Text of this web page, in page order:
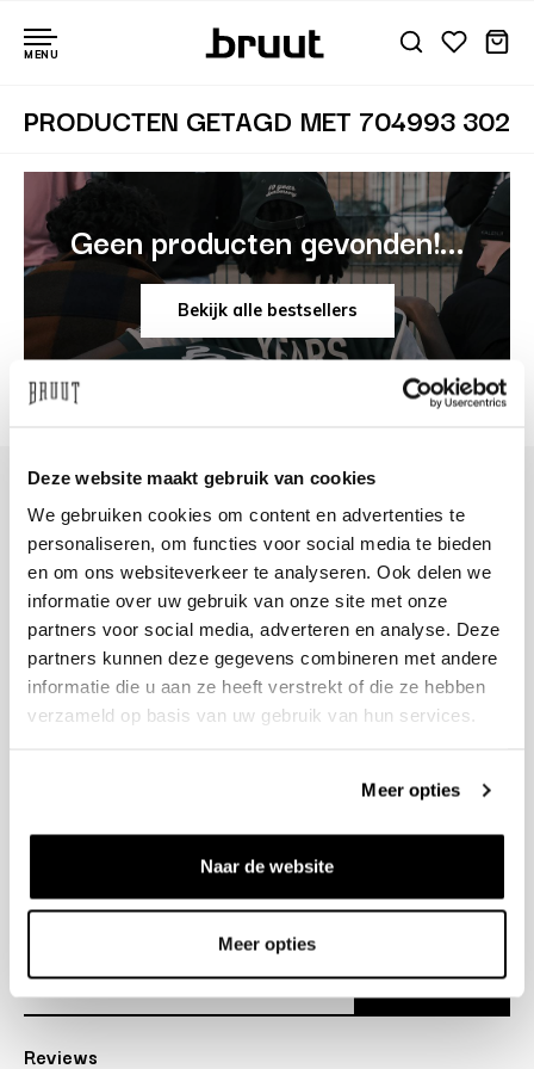
Deze website maakt gebruik van cookies
We gebruiken cookies om content en advertenties te
personaliseren, om functies voor social media te bieden
en om ons websiteverkeer te analyseren. Ook delen we
informatie over uw gebruik van onze site met onze
partners voor social media, adverteren en analyse. Deze
partners kunnen deze gegevens combineren met andere
informatie die u aan ze heeft verstrekt of die ze hebben
verzameld op basis van uw gebruik van hun services.
Meer opties
Naar de website
Meer opties
MENU
PRODUCTEN GETAGD MET 704993 302
Geen producten gevonden!...
Bekijk alle bestsellers
+31 23 205 2006
info@bruut.nl
Contact Formulier
Open 11:00 - 18:30
OPENINGSTIJDEN
Over ons
Reviews